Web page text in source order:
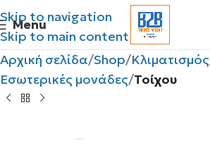
Skip to navigation
Skip to main content
Menu
Αρχική σελίδα Shop Κλιματισμός
Εσωτερικές μονάδες Τοίχου